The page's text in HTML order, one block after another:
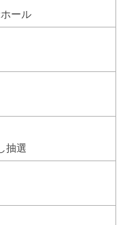
ール
抽選